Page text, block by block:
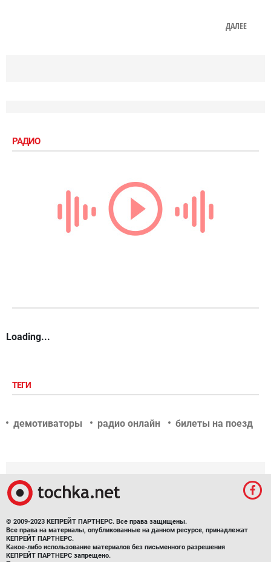
ДАЛЕЕ
РАДИО
Loading...
ТЕГИ
демотиваторы радио онлайн билеты на поезд
© 2009-2023 КЕПРЕЙТ ПАРТНЕРС. Все права защищены.
Все права на материалы, опубликованные на данном ресурсе, принадлежат
КЕПРЕЙТ ПАРТНЕРС.
Какое-либо использование материалов без письменного разрешения
КЕПРЕЙТ ПАРТНЕРС запрещено.